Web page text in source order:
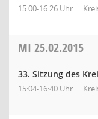
15:00-16:26 Uhr
MI 25.02.2015
33. Sitzung des
15:04-16:40 Uhr